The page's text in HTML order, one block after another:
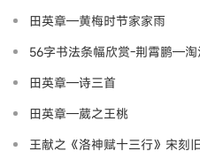
田英章—黄梅时节家家雨
56字书法条幅欣赏-荆霄鹏—淘
田英章—诗三首
田英章—葳之王桃
王献之《洛神赋十三行》宋刻